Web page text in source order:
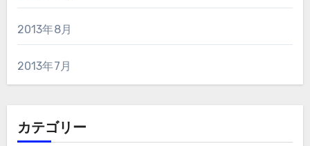
2013年8月
2013年7月
カテゴリー